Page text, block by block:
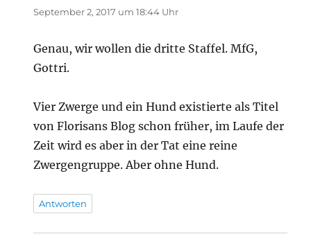
September 2, 2017 um 18:44 Uhr
Genau, wir wollen die dritte Staffel. MfG,
Gottri.
Vier Zwerge und ein Hund existierte als Titel
von Florisans Blog schon früher, im Laufe der
Zeit wird es aber in der Tat eine reine
Zwergengruppe. Aber ohne Hund.
Antworten